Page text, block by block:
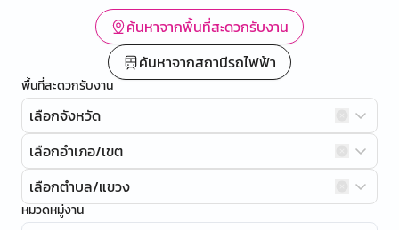
ค้นหาจากพื้นที่สะดวกรับงาน
ค้นหาจากสถานีรถไฟฟ้า
พื้นที่สะดวกรับงาน
เลือกจังหวัด
เลือกอำเภอ/เขต
เลือกตำบล/แขวง
หมวดหมู่งาน